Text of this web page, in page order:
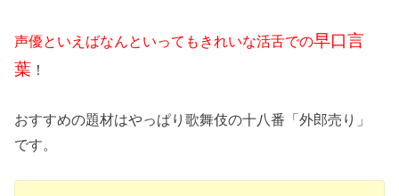
声優といえばなんといってもきれいな活舌での早口言
葉 ！
おすすめの題材はやっぱり歌舞伎の十八番「外郎売り」
です。